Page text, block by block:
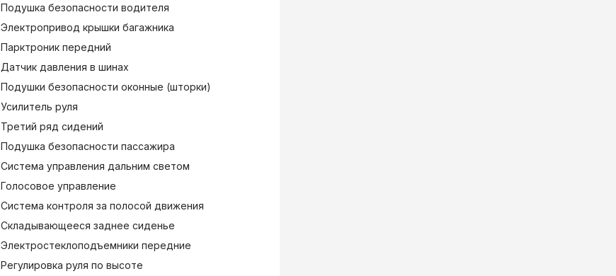
Подушка безопасности водителя
Электропривод крышки багажника
Парктроник передний
Датчик давления в шинах
Подушки безопасности оконные (шторки)
Усилитель руля
Третий ряд сидений
Подушка безопасности пассажира
Система управления дальним светом
Голосовое управление
Система контроля за полосой движения
Складывающееся заднее сиденье
Электростеклоподъемники передние
Регулировка руля по высоте